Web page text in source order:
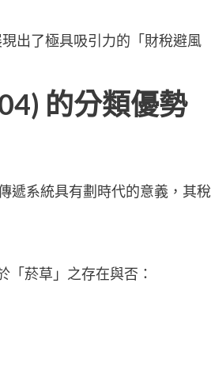
出了極具吸引力的「財稅避風
的分類優勢
遞系統具有劃時代的意義，其稅
「菸草」之存在與否：